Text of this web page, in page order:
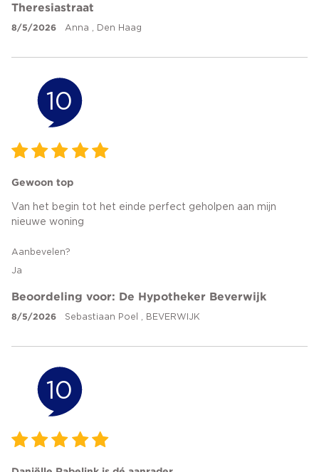
Theresiastraat
8/5/2026 Anna , Den Haag
10
Gewoon top
Van het begin tot het einde perfect geholpen aan mijn
nieuwe woning
Aanbevelen?
Ja
Beoordeling voor: De Hypotheker Beverwijk
8/5/2026 Sebastiaan Poel , BEVERWIJK
10